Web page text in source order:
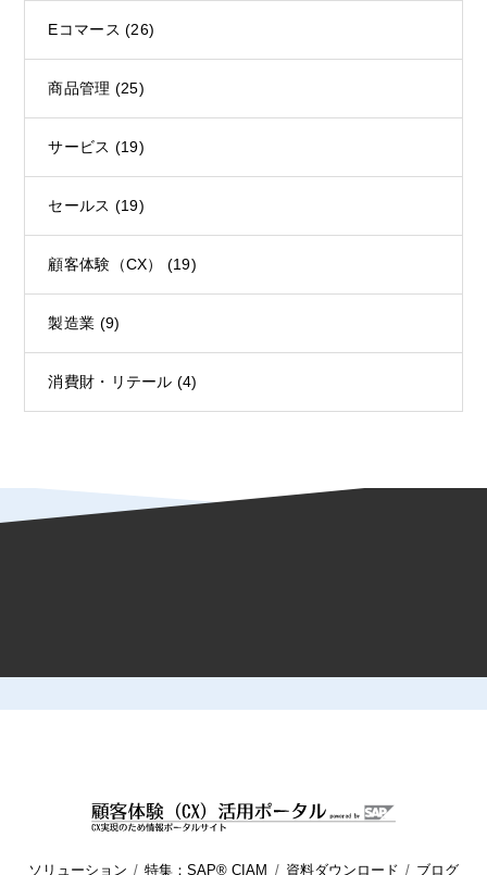
Eコマース(26)
商品管理 (25)
サービス (19)
セールス (19)
顧客体験（CX） (19)
製造業 (9)
消費財・リテール (4)
ソリューション 特集：SAP® CIAM 資料ダウンロード ブログ